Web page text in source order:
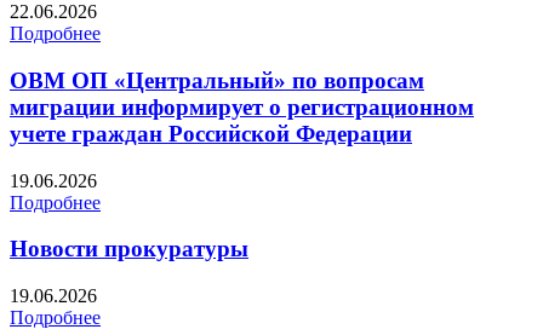
22.06.2026
Подробнее
ОВМ ОП «Центральный» по вопросам
миграции информирует о регистрационном
учете граждан Российской Федерации
19.06.2026
Подробнее
Новости прокуратуры
19.06.2026
Подробнее